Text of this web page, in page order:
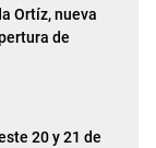
Ortíz, nueva
de
20 y 21 de